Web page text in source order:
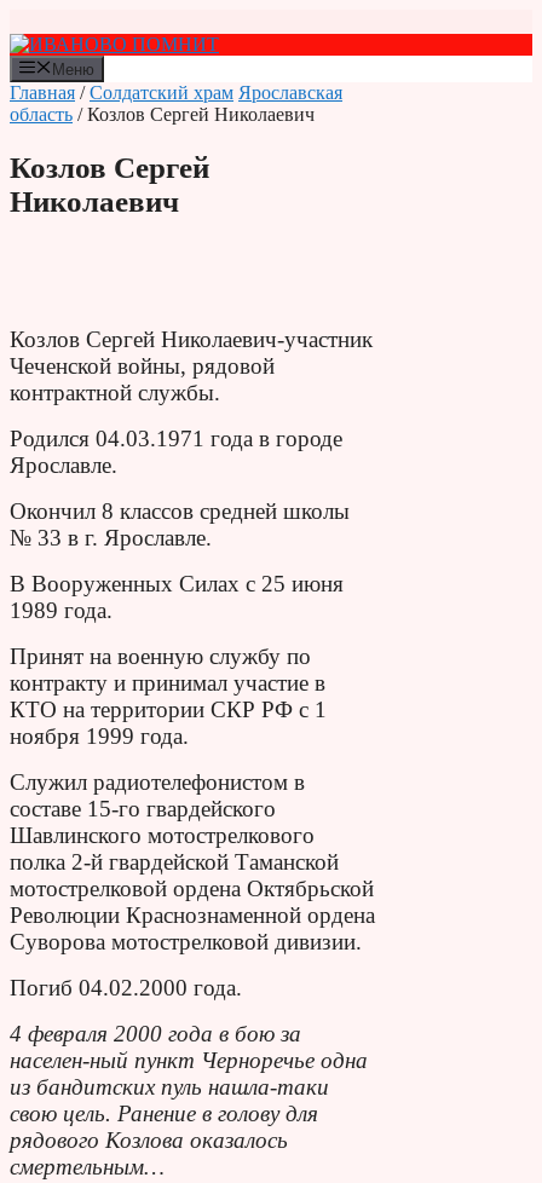
к
содержимому
Меню
Главная /Солдатский храм Ярославская
область / Козлов Сергей Николаевич
Козлов Сергей
Николаевич
Козлов Сергей Николаевич-участник
Чеченской войны, рядовой
контрактной службы.
Родился 04.03.1971 года в городе
Ярославле.
Окончил 8 классов средней школы
№ 33 в г. Ярославле.
В Вооруженных Силах с 25 июня
1989 года.
Принят на военную службу по
контракту и принимал участие в
КТО на территории СКР РФ с 1
ноября 1999 года.
Служил радиотелефонистом в
составе 15-го гвардейского
Шавлинского мотострелкового
полка 2-й гвардейской Таманской
мотострелковой ордена Октябрьской
Революции Краснознаменной ордена
Суворова мотострелковой дивизии.
Погиб 04.02.2000 года.
4 февраля 2000 года в бою за
населен-ный пункт Черноречье одна
из бандитских пуль нашла-таки
свою цель. Ранение в голову для
рядового Козлова оказалось
смертельным…